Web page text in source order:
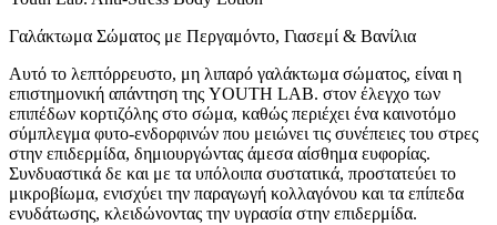
Γαλάκτωμα Σώματος με Περγαμόντο, Γιασεμί & Βανίλια
Αυτό το λεπτόρρευστο, μη λιπαρό γαλάκτωμα σώματος, είναι η
επιστημονική απάντηση της YOUTH LAB. στον έλεγχο των
επιπέδων κορτιζόλης στο σώμα, καθώς περιέχει ένα καινοτόμο
σύμπλεγμα φυτο-ενδορφινών που μειώνει τις συνέπειες του στρες
στην επιδερμίδα, δημιουργώντας άμεσα αίσθημα ευφορίας.
Συνδυαστικά δε και με τα υπόλοιπα συστατικά, προστατεύει το
μικροβίωμα, ενισχύει την παραγωγή κολλαγόνου και τα επίπεδα
ενυδάτωσης, κλειδώνοντας την υγρασία στην επιδερμίδα.